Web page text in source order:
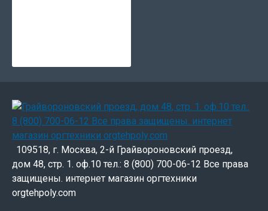
109518, г. Москва, 2-й Грайвороновский проезд,
дом 48, стр. 1. оф.10 тел.: 8 (800) 700-06-12 Все права
защищены. интернет магазин оргтехники
orgtehpoly.com